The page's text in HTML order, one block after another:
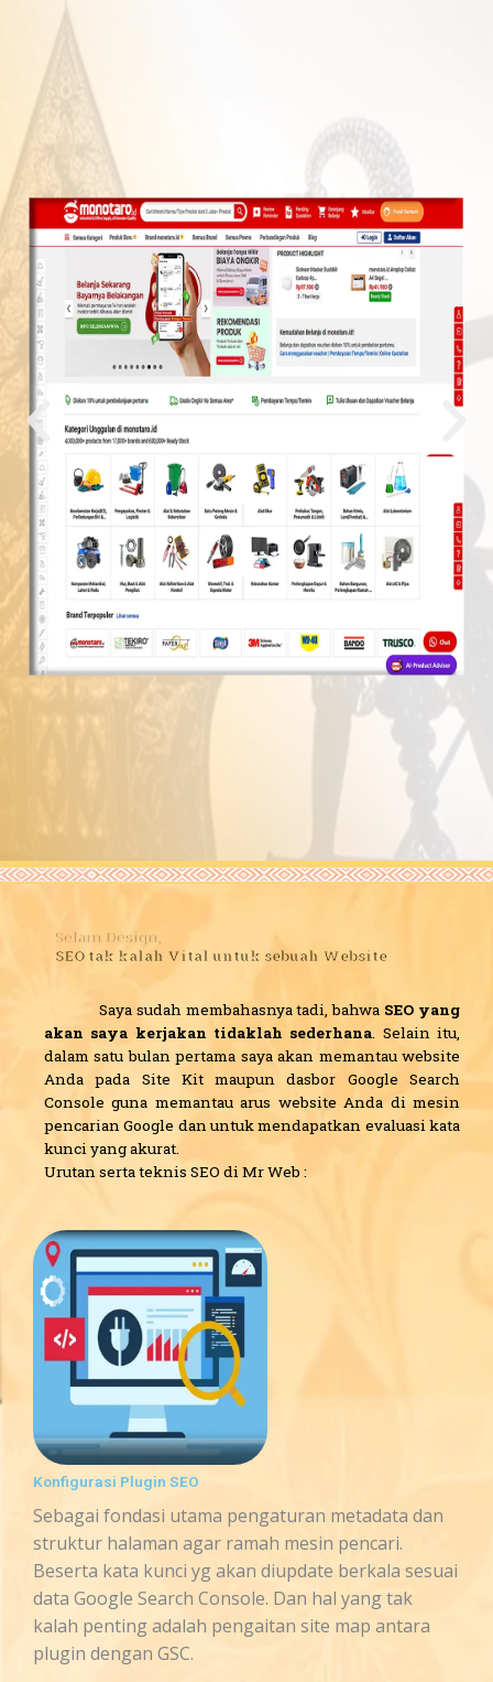
Selain Design,
SEO tak kalah Vital untuk sebuah Website
Saya sudah membahasnya tadi, bahwa SEO yang
akan saya kerjakan tidaklah sederhana. Selain itu,
dalam satu bulan pertama saya akan memantau website
Anda pada Site Kit maupun dasbor Google Search
Console guna memantau arus website Anda di mesin
pencarian Google dan untuk mendapatkan evaluasi kata
kunci yang akurat.
Urutan serta teknis SEO di Mr Web :
Konfigurasi Plugin SEO
Sebagai fondasi utama pengaturan metadata dan
struktur halaman agar ramah mesin pencari.
Beserta kata kunci yg akan diupdate berkala sesuai
data Google Search Console. Dan hal yang tak
kalah penting adalah pengaitan site map antara
plugin dengan GSC.